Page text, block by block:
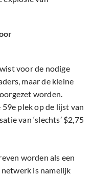
voor de nodige
maar de kleine
worden.
plek op de lijst van
van ‘slechts’ $2,75
worden als een
is namelijk